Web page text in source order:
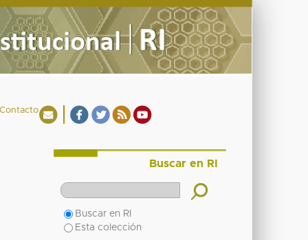
Buscar en RI
Buscar en RI
Esta colección